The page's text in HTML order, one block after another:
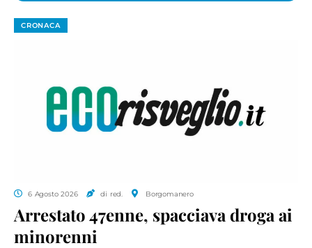
CRONACA
6 Agosto 2026 di red. Borgomanero
Arrestato 47enne, spacciava droga ai
minorenni